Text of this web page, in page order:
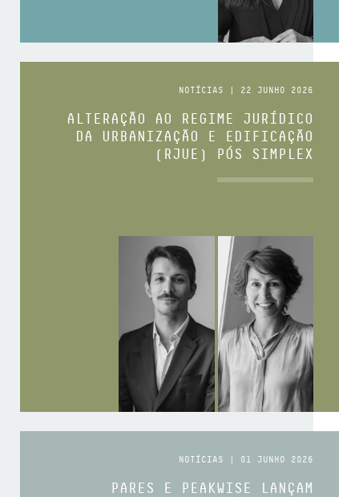
NOTÍCIAS | 22 JUNHO 2026
ALTERAÇÃO AO REGIME JURÍDICO
DA URBANIZAÇÃO E EDIFICAÇÃO
(RJUE) PÓS SIMPLEX
NOTÍCIAS | 01 JUNHO 2026
PARES E PEAKWISE LANÇAM